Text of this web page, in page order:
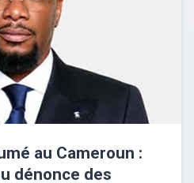
au Cameroun :
dénonce des